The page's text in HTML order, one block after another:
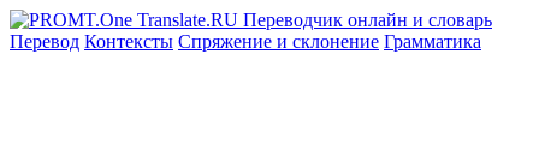
Перевод Контексты Спряжение и склонение Грамматика